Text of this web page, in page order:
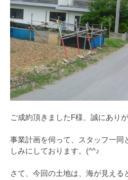
ご成約頂きましたF様、誠にあり
事業計画を伺って、スタッフ一同
しみにしております。(^^♪
さて、今回の土地は、海が見える